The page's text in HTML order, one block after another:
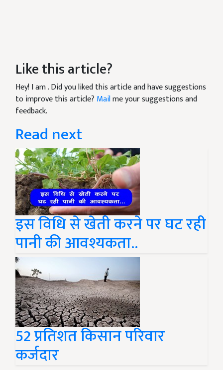
Like this article?
Hey! I am. Did you liked this article and have suggestions
to improve this article? Mailme your suggestions and
feedback.
Read next
इस विधि से खेती करने पर घट रही
पानी की आवश्यकता..
52 प्रतिशत किसान परिवार
कर्जदार